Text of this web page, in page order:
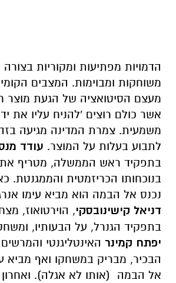
הדמויות מפתיעות ומקוריות
משוחקות ומבוימות. המצבים
מעצם הסיטואציה של הגעת מוצר
אשר כולם רוצים 'להניח עליו את
משמעית. צמרת המדינה מגיעה
לתבוע בעלות על המוצר. עודד
בתפקיד ראש הממשלה, מטריף
בנוכחותו הכריזמטית והממגנטת.
נכנס אל הבמה הוא מביא עימו
דניאל קישינובסקי, הוירטואוז,
בתפקיד הגנרל, על הבעותיו,
יפתח קמינר האינטליגנטי
הבכיר, מבריק במשחקו ואף מביא
אל הבמה (אותו לא אגלה).